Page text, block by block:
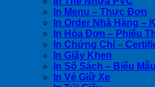
In Menu – Thực Đơn
In Order Nhà Hàng –
In Hóa Đơn – Phiếu
In Chứng Chỉ –
In Giấy Khen
In Sổ Sách – Biểu
In Vé Giữ Xe